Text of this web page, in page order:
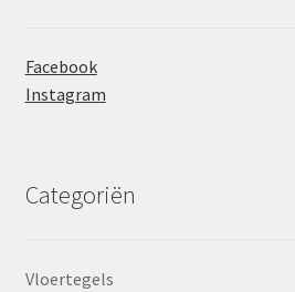
Facebook
Instagram
Categoriën
Vloertegels